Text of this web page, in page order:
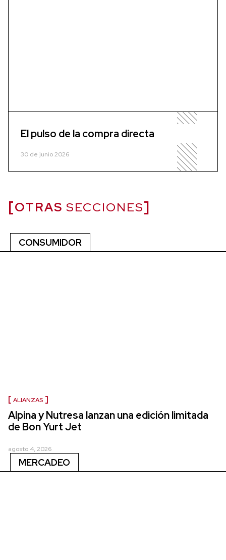
El pulso de la compra directa
30 de junio 2026
OTRAS SECCIONES
CONSUMIDOR
ALIANZAS
Alpina y Nutresa lanzan una edición limitada
de Bon Yurt Jet
agosto 4, 2026
MERCADEO